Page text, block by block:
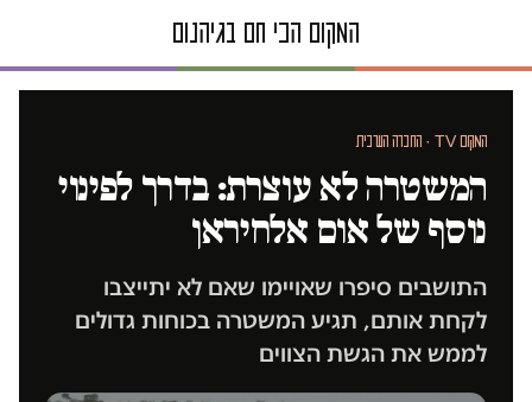
המקום TV · החברה הערבית
המשטרה לא עוצרת: בדרך לפינוי
נוסף של אום אלחיראן
התושבים סיפרו שאויימו שאם לא יתייצבו
לקחת אותם, תגיע המשטרה בכוחות גדולים
לממש את הגשת הצווים